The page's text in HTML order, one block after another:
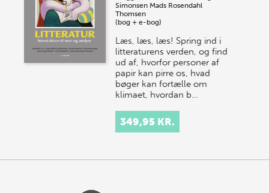
Simonsen Mads Rosendahl
Thomsen
(bog + e-bog)
Læs, læs, læs! Spring ind i
litteraturens verden, og find
ud af, hvorfor personer af
papir kan pirre os, hvad
bøger kan fortælle om
klimaet, hvordan b…
349,95 KR.